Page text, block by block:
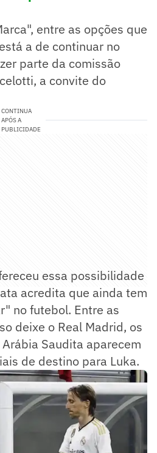
entre as opções que
a de continuar no
parte da comissão
a convite do
CONTINUA
APÓS A
PUBLICIDADE
essa possibilidade
acredita que ainda tem
no futebol. Entre as
deixe o Real Madrid, os
Saudita aparecem
de destino para Luka.